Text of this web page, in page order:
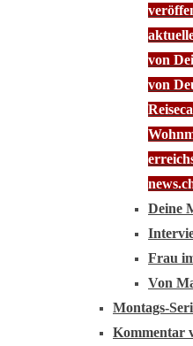
von
von
Deine
Frau
Von
Montags-
Kommentar